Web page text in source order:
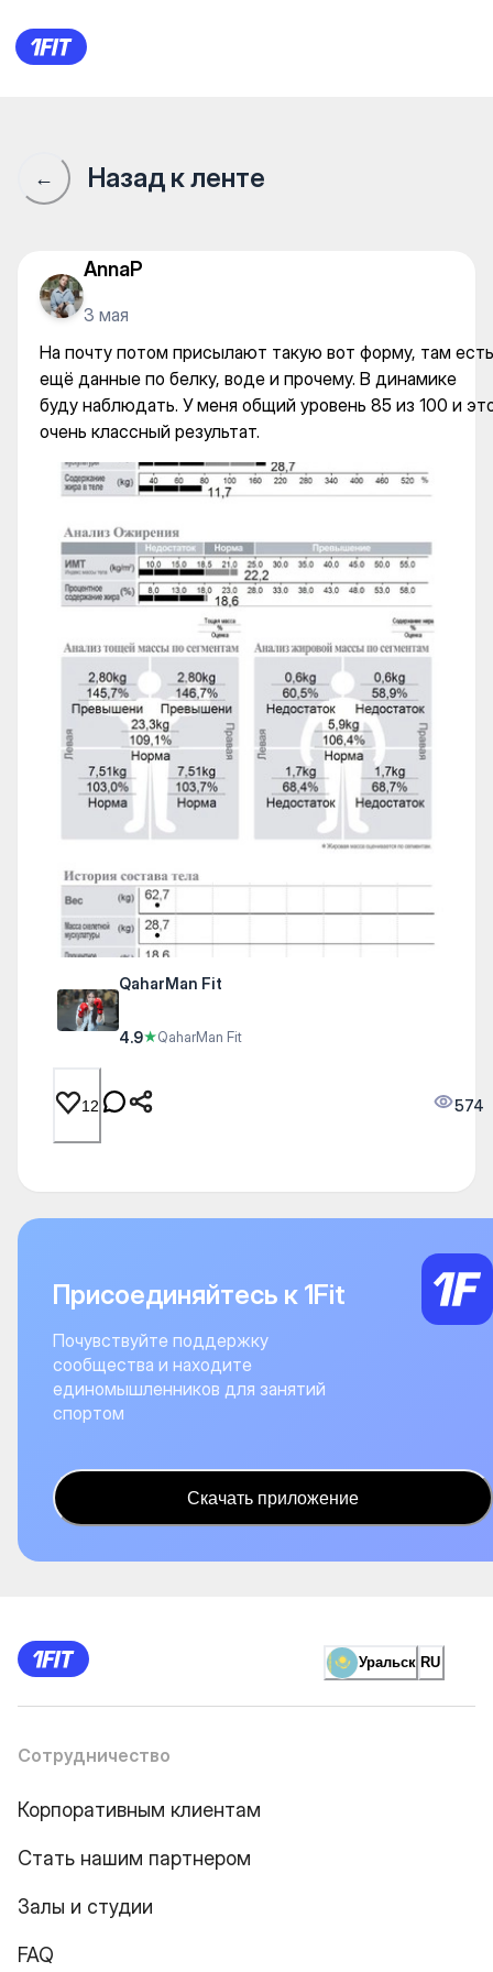
QaharMan Fit — Gym
← Назад к ленте
AnnaP
3 мая
На почту потом присылают такую вот форму, там есть
ещё данные по белку, воде и прочему. В динамике
буду наблюдать. У меня общий уровень 85 из 100 и
очень классный результат.
QaharMan Fit
4.9★QaharMan Fit
12 574
Присоединяйтесь к 1Fit
Почувствуйте поддержку
сообщества и находите
единомышленников для занятий
спортом
Скачать приложение
Уральск RU
Сотрудничество
Корпоративным клиентам
Стать нашим партнером
Залы и студии
FAQ